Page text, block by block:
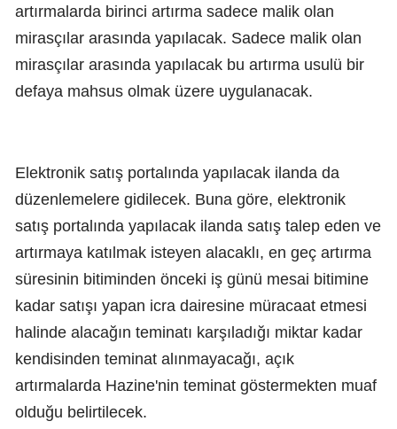
artırmalarda birinci artırma sadece malik olan
mirasçılar arasında yapılacak. Sadece malik olan
mirasçılar arasında yapılacak bu artırma usulü bir
defaya mahsus olmak üzere uygulanacak.
Elektronik satış portalında yapılacak ilanda da
düzenlemelere gidilecek. Buna göre, elektronik
satış portalında yapılacak ilanda satış talep eden ve
artırmaya katılmak isteyen alacaklı, en geç artırma
süresinin bitiminden önceki iş günü mesai bitimine
kadar satışı yapan icra dairesine müracaat etmesi
halinde alacağın teminatı karşıladığı miktar kadar
kendisinden teminat alınmayacağı, açık
artırmalarda Hazine'nin teminat göstermekten muaf
olduğu belirtilecek.